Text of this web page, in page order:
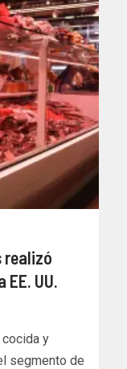
realizó
UU.
y
segmento de